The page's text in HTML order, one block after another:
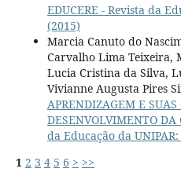
EDUCERE - Revista da
(2015)
Marcia Canuto do
Carvalho Lima Teixeira,
Lucia Cristina da Silva,
Vivianne Augusta Pires
APRENDIZAGEM E
DESENVOLVIMENTO DA
da Educação da
1 2 3 4 5 6 > >>